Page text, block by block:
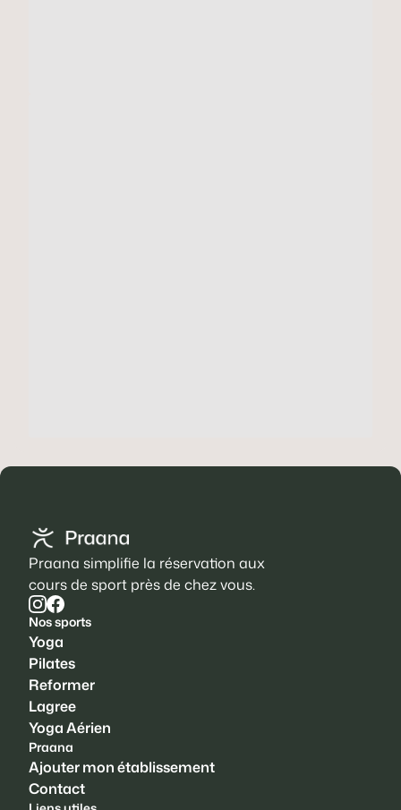
Praana simplifie la réservation aux
cours de sport près de chez vous.
Nos sports
Yoga
Pilates
Reformer
Lagree
Yoga Aérien
Praana
Ajouter mon établissement
Contact